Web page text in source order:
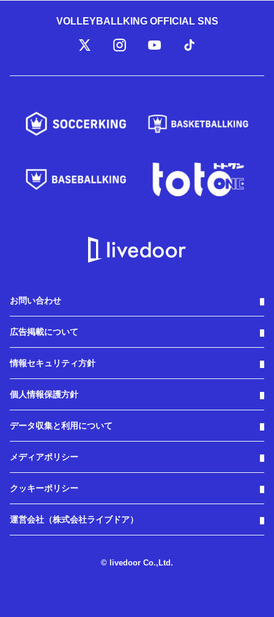
VOLLEYBALLKING OFFICIAL SNS
お問い合わせ
広告掲載について
情報セキュリティ方針
個人情報保護方針
データ収集と利用について
メディアポリシー
クッキーポリシー
運営会社（株式会社ライブドア）
© livedoor Co.,Ltd.